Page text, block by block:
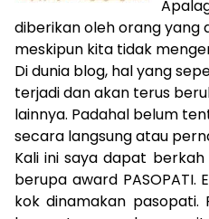
diberikan oleh orang yang
meskipun kita tidak
Di dunia blog, hal yang
terjadi dan akan terus
lainnya. Padahal belum
secara langsung atau
Kali ini saya dapat
berupa award PASOPATI.
kok dinamakan pasopati.